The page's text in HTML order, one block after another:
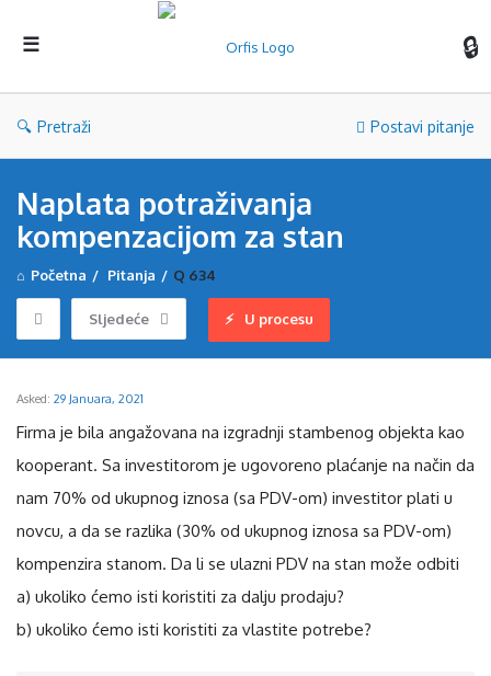
Pretraži Postavi pitanje
Naplata potraživanja
kompenzacijom za stan
Početna / Pitanja / Q 634
Sljedeće U procesu
Asked: 29 Januara, 2021
Firma je bila angažovana na izgradnji stambenog objekta kao
kooperant. Sa investitorom je ugovoreno plaćanje na način da
nam 70% od ukupnog iznosa (sa PDV-om) investitor plati u
novcu, a da se razlika (30% od ukupnog iznosa sa PDV-om)
kompenzira stanom. Da li se ulazni PDV na stan može odbiti
a) ukoliko ćemo isti koristiti za dalju prodaju?
b) ukoliko ćemo isti koristiti za vlastite potrebe?